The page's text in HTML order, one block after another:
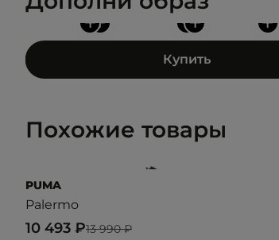
+
+ + +
+
Купить
Похожие товары
PUMA
Palermo
13 990 ₽
10 493 ₽